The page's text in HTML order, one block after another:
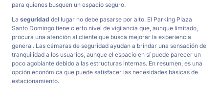
para quienes busquen un espacio seguro.
La seguridad del lugar no debe pasarse por alto. El Parking Plaza
Santo Domingo tiene cierto nivel de vigilancia que, aunque limitado,
procura una atención al cliente que busca mejorar la experiencia
general. Las cámaras de seguridad ayudan a brindar una sensación de
tranquilidad a los usuarios, aunque el espacio en sí puede parecer un
poco agobiante debido a las estructuras internas. En resumen, es una
opción económica que puede satisfacer las necesidades básicas de
estacionamiento.